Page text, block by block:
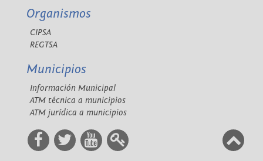
Organismos
CIPSA
REGTSA
Municipios
Información Municipal
ATM técnica a municipios
ATM jurídica a municipios